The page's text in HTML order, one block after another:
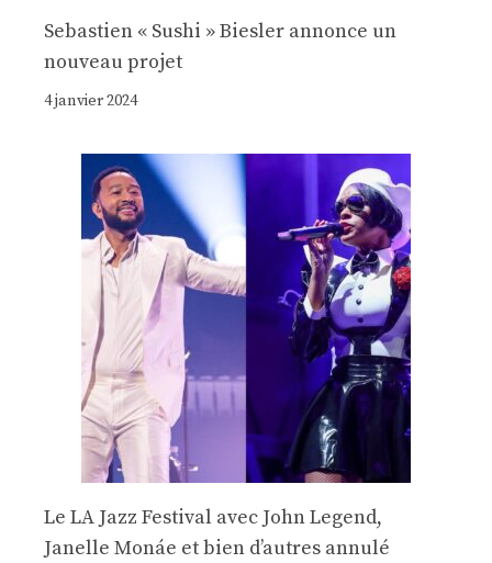
Sebastien « Sushi » Biesler annonce un
nouveau projet
4 janvier 2024
Le LA Jazz Festival avec John Legend,
Janelle Monáe et bien d’autres annulé